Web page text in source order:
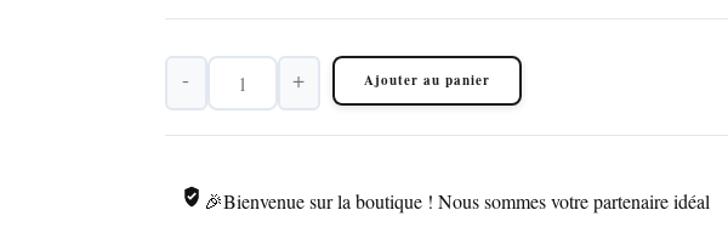
- + Ajouter au panier
🎉Bienvenue sur la boutique ! Nous sommes votre partenaire idéal